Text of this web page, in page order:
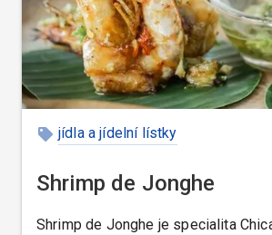
jídla a jídelní lístky
Shrimp de Jonghe
Shrimp de Jonghe je specialita